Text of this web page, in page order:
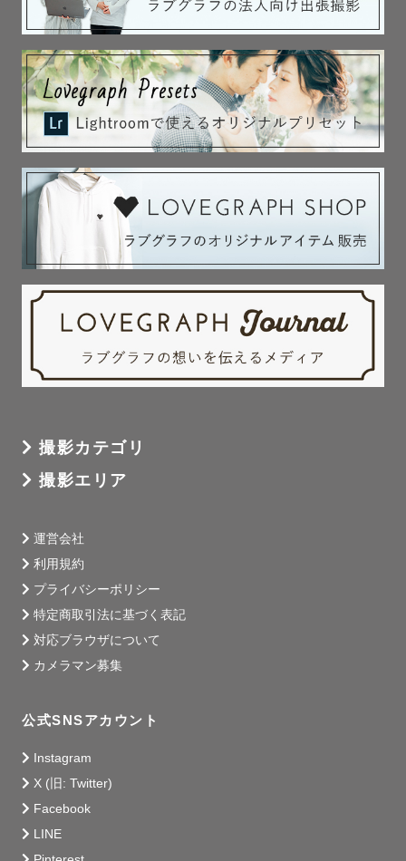
・ニューボーンフォト
💍 ウェディング
・前撮り・後撮り・カップル撮影
🎓 その他
・プロフィール写真
・フレンズ撮影
・ご旅行同行撮影
・イベント・法人撮影（会社プロフィール・広告用など）
・エスコンフィールドでの撮影
✎ ご指名特典
バースデータペストリー(誕生日用の英字入りの布)、ぬい
ぐるみ、造花、おもちゃのカメラ
事前に打ち合わせしてご持参させていただきます。
その他ご質問がございましたら、LINEよりお問い合わせ下
撮影カテゴリ
撮影エリア
運営会社
利用規約
プライバシーポリシー
特定商取引法に基づく表記
対応ブラウザについて
カメラマン募集
公式SNSアカウント
Instagram
X (旧: Twitter)
Facebook
LINE